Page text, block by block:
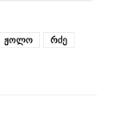
ჟოლო
რძე